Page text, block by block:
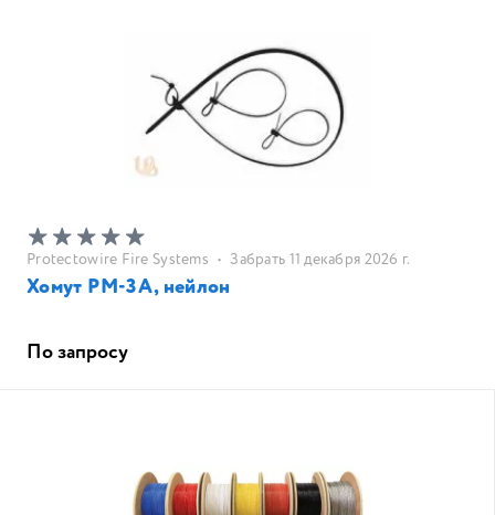
Protectowire Fire Systems • Забрать 11 декабря 2026 г.
Хомут РМ-3А, нейлон
По запросу